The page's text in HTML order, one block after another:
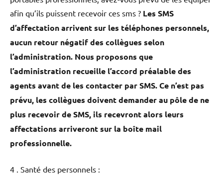
afin qu’ils puissent recevoir ces sms ? Les SMS
d’affectation arrivent sur les téléphones personnels,
aucun retour négatif des collègues selon
l’administration. Nous proposons que
l’administration recueille l’accord préalable des
agents avant de les contacter par SMS. Ce n’est pas
prévu, les collègues doivent demander au pôle de ne
plus recevoir de SMS, ils recevront alors leurs
affectations arriveront sur la boîte mail
professionnelle.
4 . Santé des personnels :